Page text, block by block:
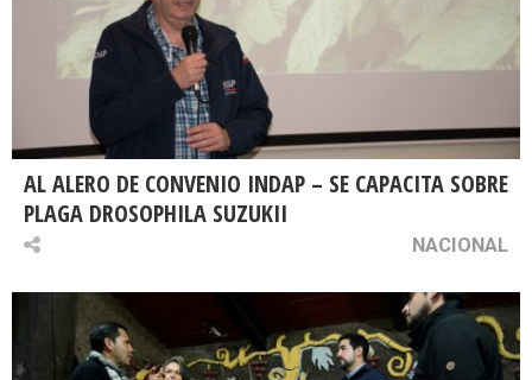
AL ALERO DE CONVENIO INDAP – SE CAPACITA SOBRE
PLAGA DROSOPHILA SUZUKII
NACIONAL